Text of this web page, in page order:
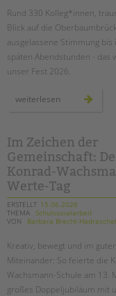
BETREUTES
TANDEM BTL
Seminarkalender
Seminarräume
STADTTEILARBEIT
PROFIL | LEITBILD
Kinder- und
Unsere Videos
Gesellschafter VdK
Rund 330 Kolleg*innen,
Blick auf die
ausgelassene Stimmung bis
späten Abendstunden - das
unser Fest 2026.
weiterlesen sommer,
unser
tandem
btl
sommerfest
2026!
Im Zeichen der
Gemeinschaft:
Konrad-
Werte-Tag
ERSTELLT 15.06.2026
THEMA Schulsozialarbeit
VON
Barbara Brecht-
Kreativ, bewegt und im guten
Miteinander: So feierte die
Wachsmann-Schule am 13.
großes Doppeljubiläum mit